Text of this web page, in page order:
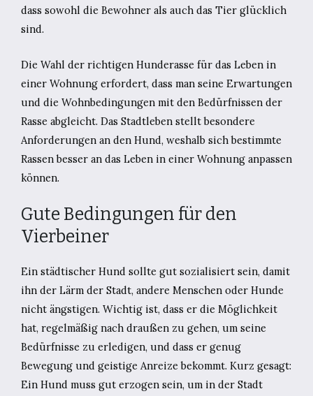
dass sowohl die Bewohner als auch das Tier glücklich
sind.
Die Wahl der richtigen Hunderasse für das Leben in
einer Wohnung erfordert, dass man seine Erwartungen
und die Wohnbedingungen mit den Bedürfnissen der
Rasse abgleicht. Das Stadtleben stellt besondere
Anforderungen an den Hund, weshalb sich bestimmte
Rassen besser an das Leben in einer Wohnung anpassen
können.
Gute Bedingungen für den
Vierbeiner
Ein städtischer Hund sollte gut sozialisiert sein, damit
ihn der Lärm der Stadt, andere Menschen oder Hunde
nicht ängstigen. Wichtig ist, dass er die Möglichkeit
hat, regelmäßig nach draußen zu gehen, um seine
Bedürfnisse zu erledigen, und dass er genug
Bewegung und geistige Anreize bekommt. Kurz gesagt:
Ein Hund muss gut erzogen sein, um in der Stadt